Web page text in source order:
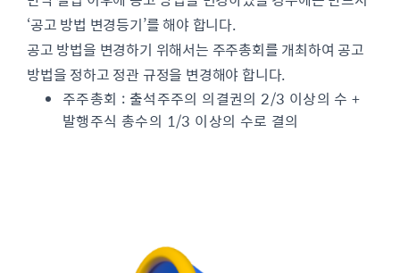
‘공고 방법 변경등기’를 해야 합니다.
공고 방법을 변경하기 위해서는 주주총회를 개최하여 공고
방법을 정하고 정관 규정을 변경해야 합니다.
주주총회 : 출석주주의 의결권의 2/3 이상의 수 +
발행주식 총수의 1/3 이상의 수로 결의